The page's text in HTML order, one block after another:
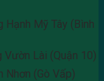
Hạnh Mỹ Tây (Bình
Vườn Lài (Quận 10)
Nhơn (Gò Vấp)